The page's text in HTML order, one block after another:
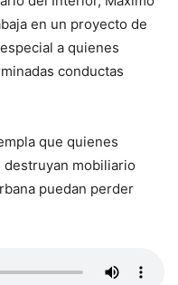
en un proyecto de
a quienes
conductas
que quienes
mobiliario
puedan perder